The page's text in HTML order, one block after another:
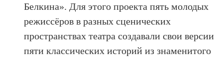
Белкина». Для этого проекта пять молодых
режиссёров в разных сценических
пространствах театра создавали свои версии
пяти классических историй из знаменитого